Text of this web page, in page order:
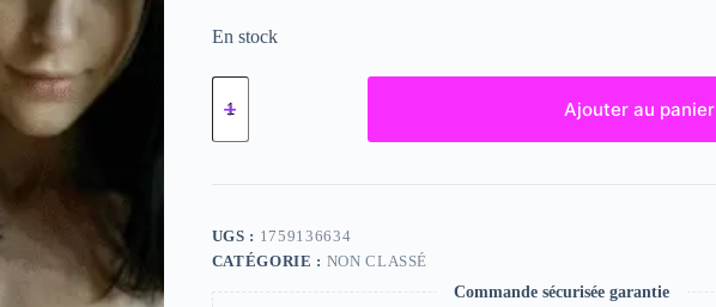
En stock
quantité
de
"Photographie",
/
x
20
Ajouter au panier
UGS : 1759136634
CATÉGORIE : NON CLASSÉ
Commande sécurisée garantie